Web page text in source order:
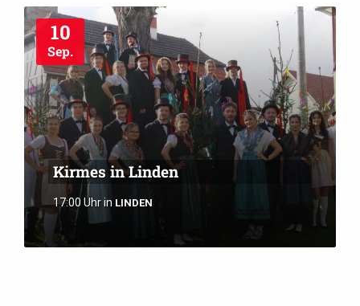
10
Sep.
Kirmes in Linden
17:00 Uhrin LINDEN